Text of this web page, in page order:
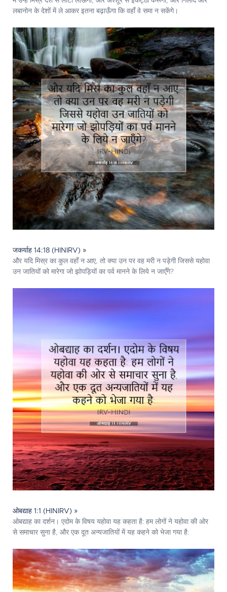
लबानोन के देशों में ले आकर इतना बढ़ाऊँगा कि वहाँ वे समा न सकेंगे।
जकर्याह 14:18 (HINIRV) »
और यदि मिस्र का कुल वहाँ न आए, तो क्या उन पर वह मरी न पड़ेगी जिससे यहोवा
उन जातियों को मारेगा जो झोपड़ियों का पर्व मानने के लिये न जाएँगे?
ओबद्याह 1:1 (HINIRV) »
ओबद्याह का दर्शन। एदोम के विषय यहोवा यह कहता है: हम लोगों ने यहोवा की ओर
से समाचार सुना है, और एक दूत अन्यजातियों में यह कहने को भेजा गया है: